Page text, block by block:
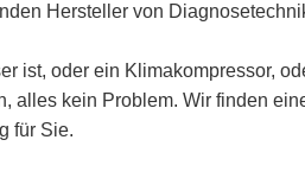
Hersteller von
ist, oder ein Klimakompressor,
alles kein Problem. Wir finden
für Sie.